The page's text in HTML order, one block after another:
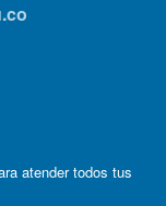
atender todos tus